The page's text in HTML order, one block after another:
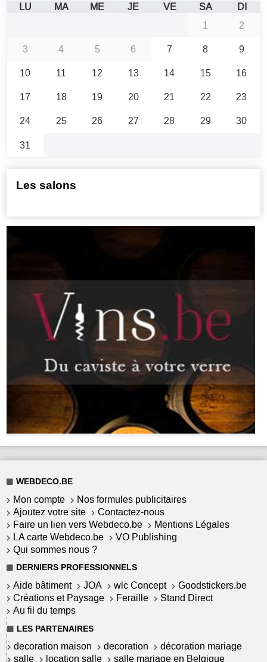
LU MA ME JE VE SA
DI
1
2
3
4 5 6 7 8
9
10
11 12 13 14 15
16
17
18 19 20 21 22
23
24
25 26 27 28 29
30
31
Les salons
WEBDECO.BE
Mon compte
Nos formules publicitaires
Ajoutez votre site
Contactez-nous
Faire un lien vers Webdeco.be
Mentions Légales
LA carte Webdeco.be
VO Publishing
Qui sommes nous ?
DERNIERS PROFESSIONNELS
Aide bâtiment JOA wlc Concept
Goodstickers.be
Créations et Paysage
Feraille
Stand Direct
Au fil du temps
LES PARTENAIRES
decoration maison decoration
décoration mariage
salle
location salle salle mariage en Belgique